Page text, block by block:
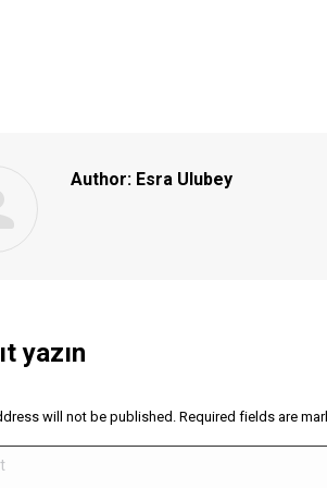
Author: Esra Ulubey
yazın
will not be published. Required fields are